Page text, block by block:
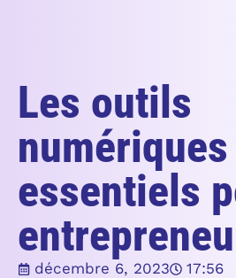
Les outils
numériques
essentiels
décembre 6, 2023 17:56